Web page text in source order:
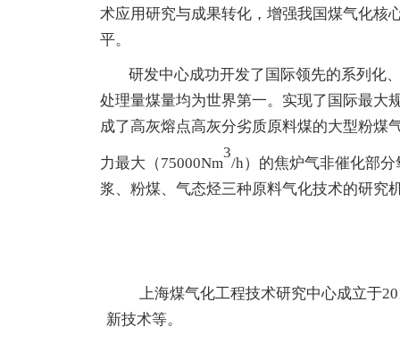
术应用研究与成果转化，增强我国煤气化核
平。
研发中心成功开发了国际领先的系列化
处理量煤量均为世界第一。实现了国际最大
成了高灰熔点高灰分劣质原料煤的大型粉煤
力最大（75000Nm
3
/h）的焦炉气非催化部
浆、粉煤、气态烃三种原料气化技术的研究
上海煤气化工程技术研究中心成立于
新技术等。